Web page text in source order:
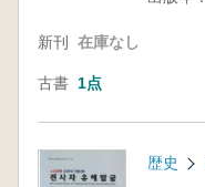
新刊 在庫なし
古書 1点
歴史